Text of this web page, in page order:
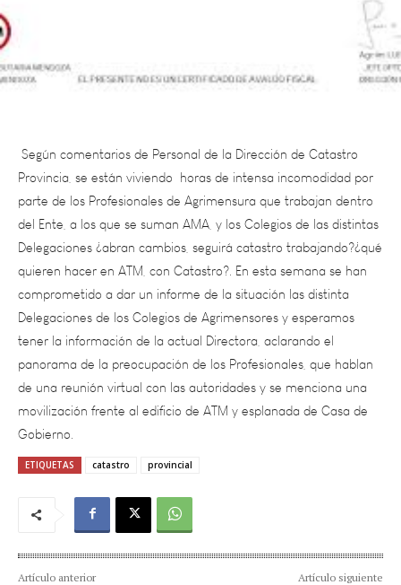
Provincia, se están viviendo horas de intensa incomodidad por
parte de los Profesionales de Agrimensura que trabajan dentro
del Ente, a los que se suman AMA, y los Colegios de las distintas
Delegaciones ¿abran cambios, seguirá catastro trabajando?¿qué
quieren hacer en ATM, con Catastro?. En esta semana se han
comprometido a dar un informe de la situación las distinta
Delegaciones de los Colegios de Agrimensores y esperamos
tener la información de la actual Directora, aclarando el
panorama de la preocupación de los Profesionales, que hablan
de una reunión virtual con las autoridades y se menciona una
movilización frente al edificio de ATM y esplanada de Casa de
Gobierno.
ETIQUETAS catastro provincial
Artículo anterior Artículo siguiente